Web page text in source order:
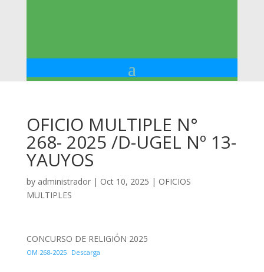
OFICIO MULTIPLE N°
268- 2025 /D-UGEL Nº 13-
YAUYOS
by administrador| Oct 10, 2025 | OFICIOS
MULTIPLES
CONCURSO DE RELIGIÓN 2025
OM 268-2025 Descarga